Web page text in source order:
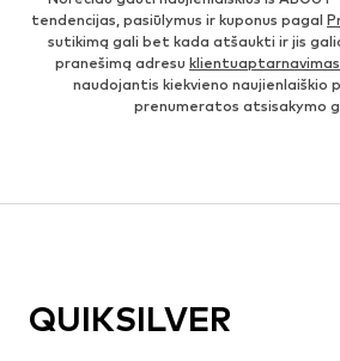
tendencijas, pasiūlymus ir kuponus pagal
sutikimą gali bet kada atšaukti ir jis
pranešimą adresu
naudojantis kiekvieno naujienlaiškio
prenumeratos atsisakymo
QUIKSILVER